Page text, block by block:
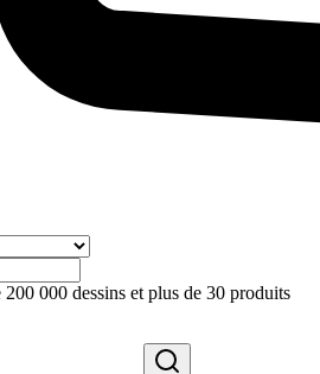
000 dessins et plus de 30 produits